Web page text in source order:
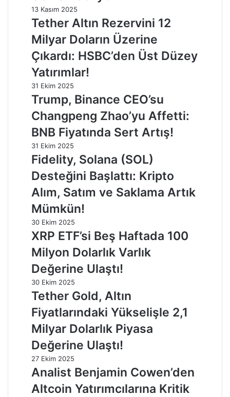
13 Kasım 2025
Tether Altın Rezervini 12
Milyar Doların Üzerine
Çıkardı: HSBC’den Üst Düzey
Yatırımlar!
31 Ekim 2025
Trump, Binance CEO’su
Changpeng Zhao’yu Affetti:
BNB Fiyatında Sert Artış!
31 Ekim 2025
Fidelity, Solana (SOL)
Desteğini Başlattı: Kripto
Alım, Satım ve Saklama Artık
Mümkün!
30 Ekim 2025
XRP ETF’si Beş Haftada 100
Milyon Dolarlık Varlık
Değerine Ulaştı!
30 Ekim 2025
Tether Gold, Altın
Fiyatlarındaki Yükselişle 2,1
Milyar Dolarlık Piyasa
Değerine Ulaştı!
27 Ekim 2025
Analist Benjamin Cowen’den
Altcoin Yatırımcılarına Kritik